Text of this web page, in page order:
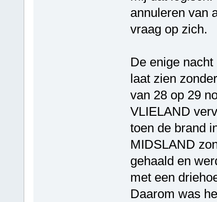
annuleren van
vraag op zich.
De enige
laat zien
van 28 op 29
VLIELAND
toen de brand
MIDSLAND
gehaald en
met een
Daarom was